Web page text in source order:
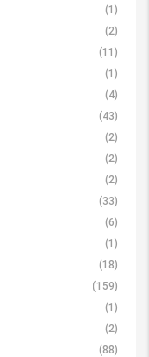
(1)
(2)
(11)
(1)
(4)
(43)
(2)
(2)
(2)
(33)
(6)
(1)
(18)
(159)
(1)
(2)
(88)